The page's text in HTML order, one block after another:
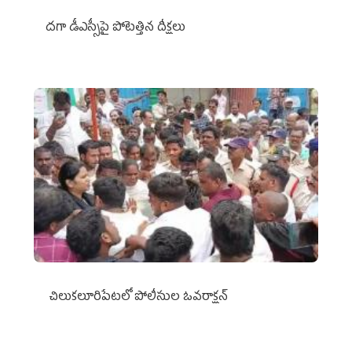
దగా డీఎస్సీపై పోటెత్తిన దీక్షలు
చిలుక‌లూరిపేట‌లో పోలీసుల ఓవ‌రాక్ష‌న్‌